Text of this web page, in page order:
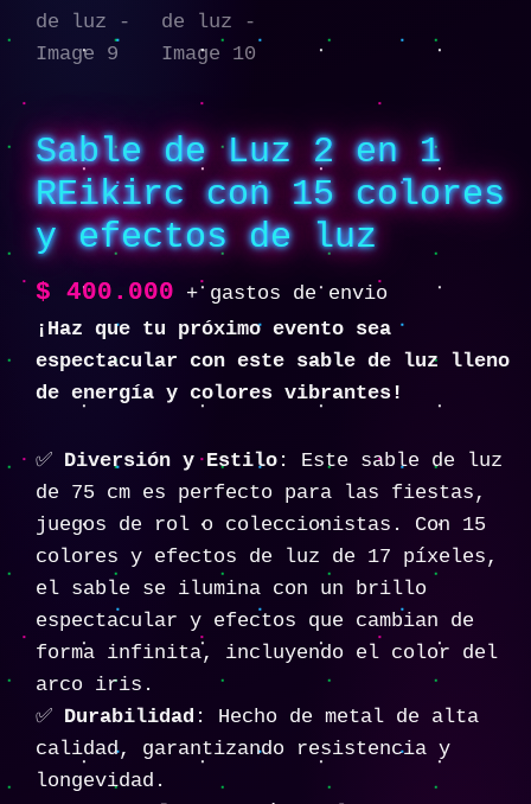
Sable de Luz 2 en 1
REikirc con 15 colores
y efectos de luz
$ 400.000
+ gastos de envio
¡Haz que tu próximo evento sea
espectacular con este sable de luz lleno
de energía y colores vibrantes!
✅ Diversión y Estilo : Este sable de luz
de 75 cm es perfecto para las fiestas,
juegos de rol o coleccionistas. Con 15
colores y efectos de luz de 17 píxeles,
el sable se ilumina con un brillo
espectacular y efectos que cambian de
forma infinita, incluyendo el color del
arco iris.
✅ Durabilidad : Hecho de metal de alta
calidad, garantizando resistencia y
longevidad.